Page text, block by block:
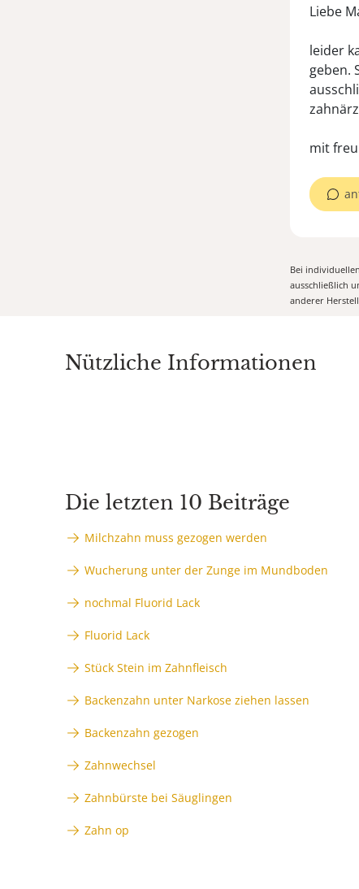
Liebe
leider
geben.
mit
Bei
ausschließlich
anderer
Nützliche Informationen
Die letzten 10 Beiträge
Milchzahn muss gezogen werden
Wucherung unter der Zunge im Mundboden
nochmal Fluorid Lack
Fluorid Lack
Stück Stein im Zahnfleisch
Backenzahn unter Narkose ziehen lassen
Backenzahn gezogen
Zahnwechsel
Zahnbürste bei Säuglingen
Zahn op